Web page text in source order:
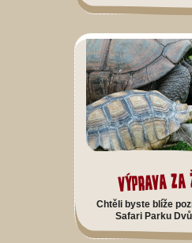
Výprava
Chtěli byste blíže
Safari Parku